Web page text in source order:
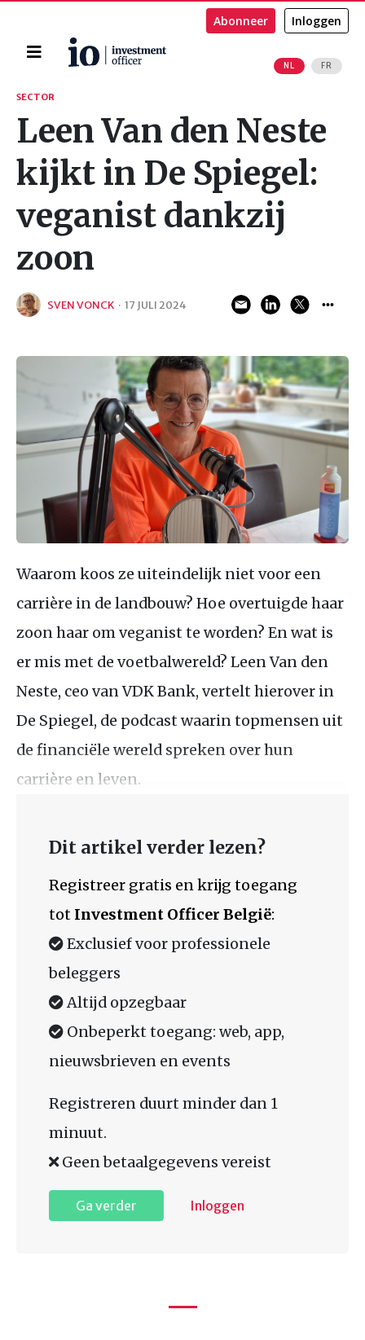
Home
NL FR
Abonneer Inloggen
Zoeken
SECTOR
Leen Van den Neste
kijkt in De Spiegel:
veganist dankzij
zoon
SVEN VONCK · 17 JULI 2024
Waarom koos ze uiteindelijk niet voor een
carrière in de landbouw? Hoe overtuigde haar
zoon haar om veganist te worden? En wat is
er mis met de voetbalwereld? Leen Van den
Neste, ceo van VDK Bank, vertelt hierover in
De Spiegel, de podcast waarin topmensen uit
de financiële wereld spreken over hun
carrière en leven.
Dit artikel verder lezen?
Registreer gratis en krijg toegang
tot Investment Officer België:
Exclusief voor professionele
beleggers
Altijd opzegbaar
Onbeperkt toegang: web, app,
nieuwsbrieven en events
Registreren duurt minder dan 1
minuut.
Geen betaalgegevens vereist
Ga verder Inloggen